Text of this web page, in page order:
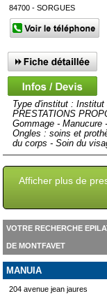
84700 - SORGUES
Type d'institut :
PRESTATIONS
Gommage - Manucure
Ongles : soins et
du corps - Soin du
Afficher plus de
VOTRE RECHERCHE
DE MONTFAVET
MANUIA
204 avenue jean jaures